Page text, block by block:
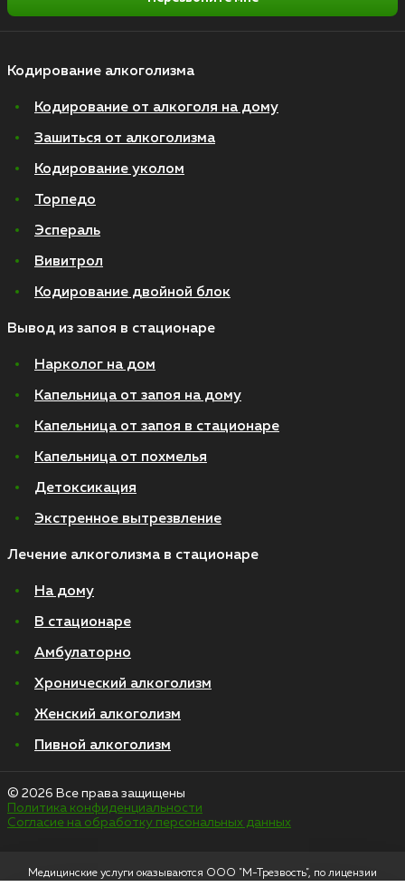
Кодирование алкоголизма
Кодирование от алкоголя на дому
Зашиться от алкоголизма
Кодирование уколом
Торпедо
Эспераль
Вивитрол
Кодирование двойной блок
Вывод из запоя в стационаре
Нарколог на дом
Капельница от запоя на дому
Капельница от запоя в стационаре
Капельница от похмелья
Детоксикация
Экстренное вытрезвление
Лечение алкоголизма в стационаре
На дому
В стационаре
Амбулаторно
Хронический алкоголизм
Женский алкоголизм
Пивной алкоголизм
© 2026 Все права защищены
Политика конфиденциальности
Согласие на обработку персональных данных
Медицинские услуги оказываются ООО "М-Трезвость", по лицензии